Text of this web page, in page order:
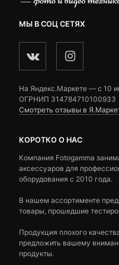
МЫ В СОЦ СЕТЯХ
На Яндекс.Маркете — c 10
ОГРНИП 314784710100933
Смотреть отзывы в
КОРОТКО О НАС
Компания Fotogamma
аксессуаров для
оборудования с 2010 года.
В нашем ассортименте
товары, прошедшие
Продукция плохого
предложить вашему
продукты.